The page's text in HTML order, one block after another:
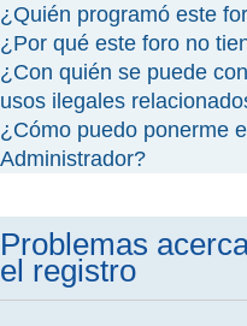
¿Quién programó este
¿Por qué este foro no
¿Con quién se puede
usos ilegales
¿Cómo puedo ponerme
Administrador?
Problemas
el registro